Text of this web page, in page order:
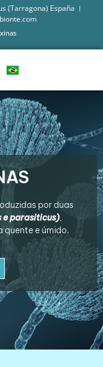
(Tarragona) España
por duas
e parasiticus),
quente e úmido.